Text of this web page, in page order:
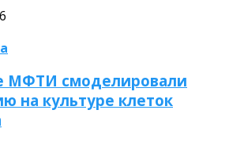
МФТИ смоделировали
на культуре клеток